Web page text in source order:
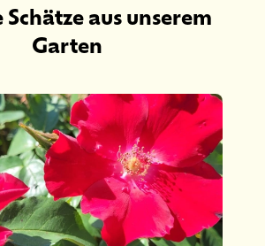
aus unserem
Garten